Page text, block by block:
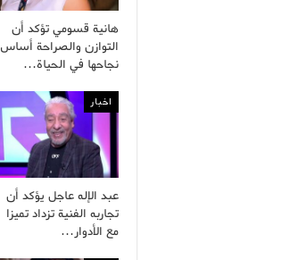
هانية قسومي تؤكد أن
التوازن والصراحة أساس
نجاحها في الحياة…
اخبار
عبد الإله عاجل يؤكد أن
تجاربه الفنية تزداد تميزا
مع الأدوار…